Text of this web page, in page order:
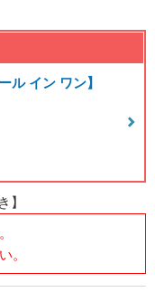
ル イン ワン】
】
。